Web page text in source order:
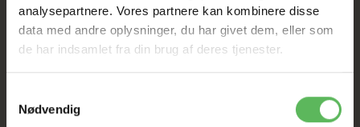
analysepartnere. Vores partnere kan kombinere disse
data med andre oplysninger, du har givet dem, eller som
de har indsamlet fra din brug af deres tjenester.
Nødvendig
HELE WEBSHOPPEN ER
SAT NED
Tilbud GÆLDER IKKE